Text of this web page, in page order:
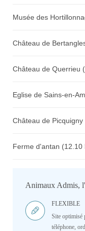
Musée des
Château de
Château de Querrieu
Eglise de Sains-en-
Château de Picquigny
Ferme d'antan (12.10
Animaux Admis,
FLEXIBLE
Site optimisé
téléphone,